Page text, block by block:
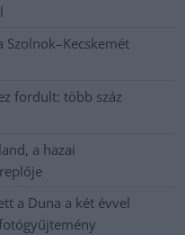
fordult: több száz
a hazai
a Duna a két évvel